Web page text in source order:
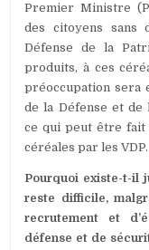
Premier Ministre
des citoyens sans
Défense de la
produits, à ces
préoccupation sera
de la Défense et
ce qui peut être fait
céréales par les VDP.
Pourquoi existe-t-il
reste difficile,
recrutement et
défense et de